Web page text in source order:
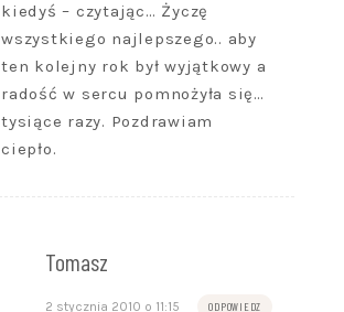
kiedyś – czytając… Życzę
wszystkiego najlepszego.. aby
ten kolejny rok był wyjątkowy a
radość w sercu pomnożyła się…
tysiące razy. Pozdrawiam
ciepło.
Tomasz
2 stycznia 2010 o 11:15 ODPOWIEDZ